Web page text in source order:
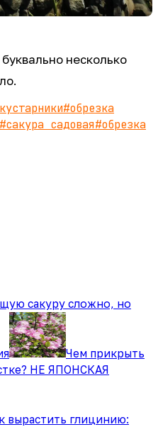
несколько
#обрезка
#сакура садовая#обрезка
сакуру сложно, но
Чем прикрыть
НЕ ЯПОНСКАЯ
вырастить глицинию: